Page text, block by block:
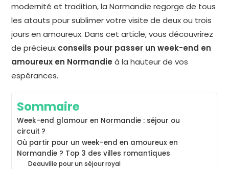
modernité et tradition, la Normandie regorge de tous
les atouts pour sublimer votre visite de deux ou trois
jours en amoureux. Dans cet article, vous découvrirez
de précieux conseils pour passer un week-end en
amoureux en Normandie à la hauteur de vos
espérances.
Sommaire
Week-end glamour en Normandie : séjour ou
circuit ?
Où partir pour un week-end en amoureux en
Normandie ? Top 3 des villes romantiques
Deauville pour un séjour royal